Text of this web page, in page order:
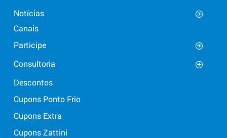
Notícias
Canais
Participe
Consultoria
Descontos
Cupons Ponto Frio
Cupons Extra
Cupons Zattini